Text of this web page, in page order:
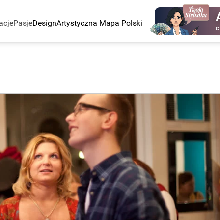
PasjeDesignArtystyczna Mapa Polski